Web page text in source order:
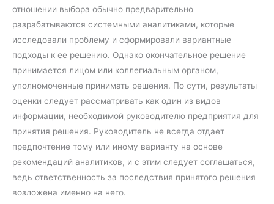
отношении выбора обычно предварительно
разрабатываются системными аналитиками, которые
исследовали проблему и сформировали вариантные
подходы к ее решению. Однако окончательное решение
принимается лицом или коллегиальным органом,
уполномоченные принимать решения. По сути, результаты
оценки следует рассматривать как один из видов
информации, необходимой руководителю предприятия для
принятия решения. Руководитель не всегда отдает
предпочтение тому или иному варианту на основе
рекомендаций аналитиков, и с этим следует соглашаться,
ведь ответственность за последствия принятого решения
возложена именно на него.